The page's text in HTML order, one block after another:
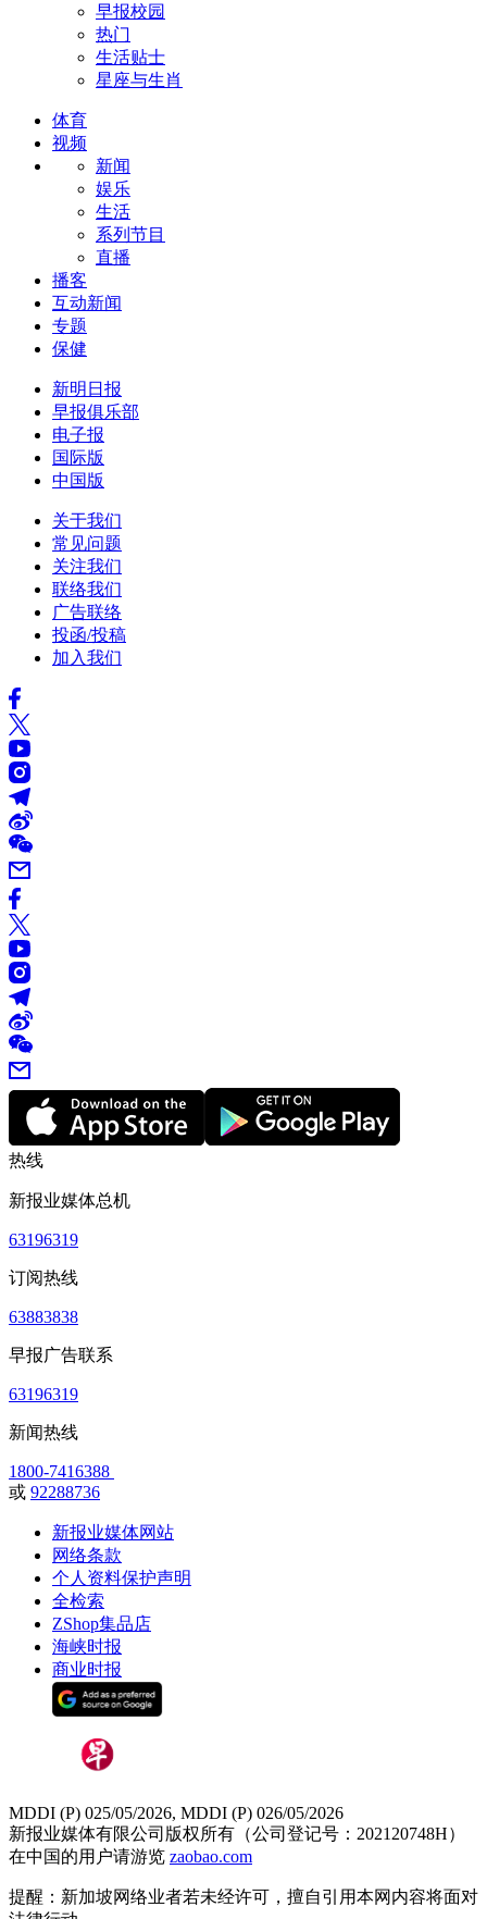
早报校园
热门
生活贴士
星座与生肖
体育
视频
新闻
娱乐
生活
系列节目
直播
播客
互动新闻
专题
保健
新明日报
早报俱乐部
电子报
国际版
中国版
关于我们
常见问题
关注我们
联络我们
广告联络
投函/投稿
加入我们
热线
新报业媒体总机
63196319
订阅热线
63883838
早报广告联系
63196319
新闻热线
1800-7416388
或 92288736
新报业媒体网站
网络条款
个人资料保护声明
全检索
ZShop集品店
海峡时报
商业时报
MDDI (P) 025/05/2026, MDDI (P) 026/05/2026
新报业媒体有限公司版权所有（公司登记号：202120748H）
在中国的用户请游览 zaobao.com
提醒：新加坡网络业者若未经许可，擅自引用本网内容将面对